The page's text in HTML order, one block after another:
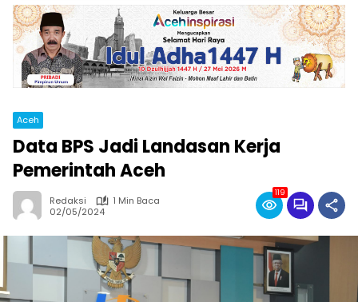
Aceh
Data BPS Jadi Landasan Kerja
Pemerintah Aceh
Redaksi
1 Min Baca
02/05/2024
119